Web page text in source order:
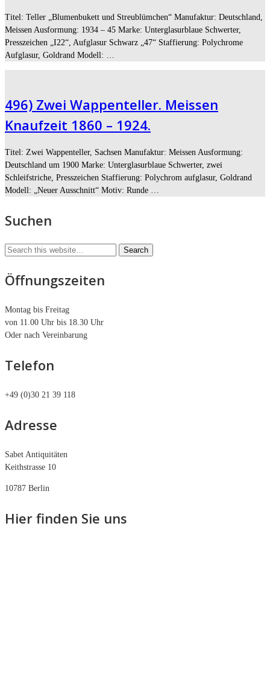
Titel: Teller „Blumenbukett und Streublümchen“ Manufaktur: Deutschland,
Meissen Ausformung: 1934 – 45 Marke: Unterglasurblaue Schwerter,
Presszeichen „I22“, Aufglasur Schwarz „47“ Staffierung: Polychrome
Aufglasur, Goldrand Modell: …
496) Zwei Wappenteller. Meissen
Knaufzeit 1860 – 1924.
Titel: Zwei Wappenteller, Sachsen Manufaktur: Meissen Ausformung:
Deutschland um 1900 Marke: Unterglasurblaue Schwerter, zwei
Schleifstriche, Presszeichen Staffierung: Polychrom aufglasur, Goldrand
Modell: „Neuer Ausschnitt“ Motiv: Runde …
Suchen
Öffnungszeiten
Montag bis Freitag
von 11.00 Uhr bis 18.30 Uhr
Oder nach Vereinbarung
Telefon
+49 (0)30 21 39 118
Adresse
Sabet Antiquitäten
Keithstrasse 10
10787 Berlin
Hier finden Sie uns